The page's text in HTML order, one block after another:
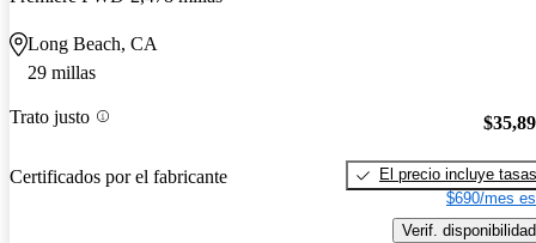
Long Beach, CA
29 millas
Trato justo
Certificados por el fabricante
El precio incluye tasas
$690/mes
Verif. disponibilidad